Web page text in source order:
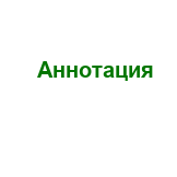
Аннотация